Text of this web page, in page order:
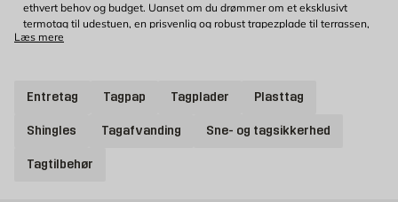
ethvert behov og budget. Uanset om du drømmer om et eksklusivt
termotag til udestuen, en prisvenlig og robust trapezplade til terrassen,
klassiske og stilfulde tagsten til boligen eller et økonomisk og holdbart
vedligeholdelse og sikrer lang levetid.
Vores brede sortiment rummer kun kvalitetsprodukter fra anerkendte
producenter som Rias, Aluwhite, Canopia og Metrotile, som alle er
kendt for høj holdbarhed, funktionalitet og æstetisk design.
Læs mere
Entretag Tagpap Tagplader Plasttag
Shingles Tagafvanding Sne- og tagsikkerhed
Tagtilbehør